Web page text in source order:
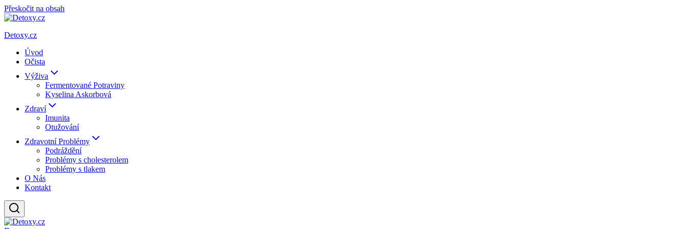
Přeskočit na obsah
Detoxy.cz
Úvod
Očista
Výživa
Fermentované Potraviny
Kyselina Askorbová
Zdraví
Imunita
Otužování
Zdravotní Problémy
Podráždění
Problémy s cholesterolem
Problémy s tlakem
O Nás
Kontakt